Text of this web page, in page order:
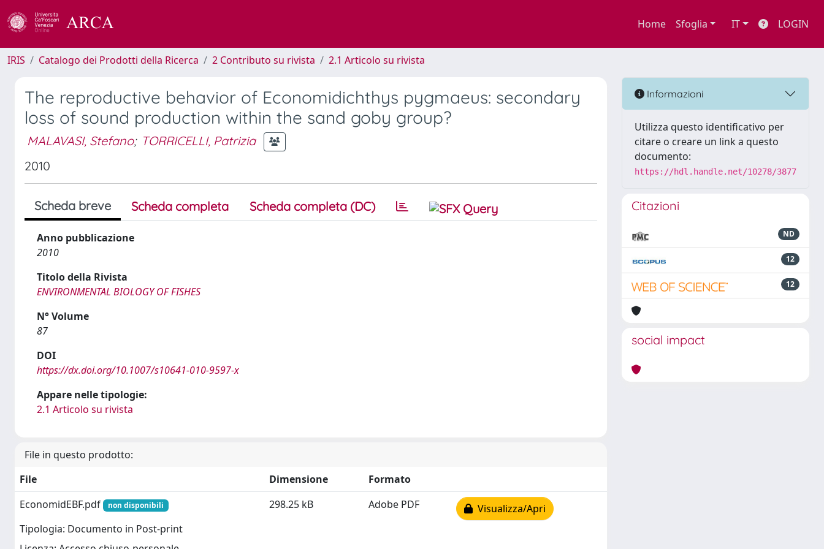
Home Sfoglia IT LOGIN
IRIS Catalogo dei Prodotti della Ricerca 2 Contributo su rivista 2.1 Articolo su rivista
The reproductive behavior of Economidichthys pygmaeus: secondary
loss of sound production within the sand goby group?
MALAVASI, Stefano; TORRICELLI, Patrizia
2010
Scheda breve Scheda completa Scheda completa (DC)
Anno pubblicazione
2010
Titolo della Rivista
ENVIRONMENTAL BIOLOGY OF FISHES
N° Volume
87
DOI
https://dx.doi.org/10.1007/s10641-010-9597-x
Appare nelle tipologie:
2.1 Articolo su rivista
File in questo prodotto:
File
Dimensione
Formato
EconomidEBF.pdf
non disponibili
Tipologia: Documento in Post-print
298.25 kB Adobe PDF Visualizza/Apri
Informazioni
Utilizza questo identificativo per
citare o creare un link a questo
documento:
https://hdl.handle.net/10278/3877
Citazioni
ND
12
12
social impact